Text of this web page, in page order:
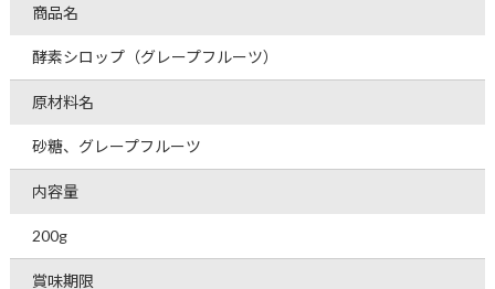
商品名
酵素シロップ（グレープフルーツ）
原材料名
砂糖、グレープフルーツ
内容量
200g
賞味期限